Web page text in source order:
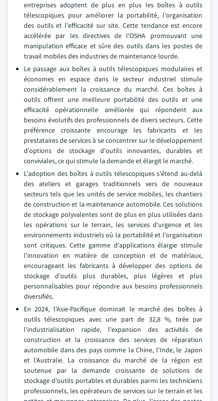
entreprises adoptent de plus en plus les boîtes à outils
télescopiques pour améliorer la portabilité, l'organisation
des outils et l'efficacité sur site. Cette tendance est encore
accélérée par les directives de l'OSHA promouvant une
manipulation efficace et sûre des outils dans les postes de
travail mobiles des industries de maintenance lourde.
Le passage aux boîtes à outils télescopiques modulaires et
économes en espace dans le secteur industriel stimule
considérablement la croissance du marché. Ces boîtes à
outils offrent une meilleure portabilité des outils et une
efficacité opérationnelle améliorée qui répondent aux
besoins évolutifs des professionnels de divers secteurs. Cette
préférence croissante encourage les fabricants et les
prestataires de services à se concentrer sur le développement
d'options de stockage d'outils innovantes, durables et
conviviales, ce qui stimule la demande et élargit le marché.
L'adoption des boîtes à outils télescopiques s'étend au-delà
des ateliers et garages traditionnels vers de nouveaux
secteurs tels que les unités de service mobiles, les chantiers
de construction et la maintenance automobile. Ces solutions
de stockage polyvalentes sont de plus en plus utilisées dans
les opérations sur le terrain, les services d'urgence et les
environnements industriels où la portabilité et l'organisation
sont critiques. Cette gamme d'applications élargie stimule
l'innovation en matière de conception et de matériaux,
encourageant les fabricants à développer des options de
stockage d'outils plus durables, plus légères et plus
personnalisables pour répondre aux besoins professionnels
diversifiés.
En 2024, l'Asie-Pacifique dominait le marché des boîtes à
outils télescopiques avec une part de 32,8 %, tirée par
l'industrialisation rapide, l'expansion des activités de
construction et la croissance des services de réparation
automobile dans des pays comme la Chine, l'Inde, le Japon
et l'Australie. La croissance du marché de la région est
soutenue par la demande croissante de solutions de
stockage d'outils portables et durables parmi les techniciens
professionnels, les opérateurs de services sur le terrain et les